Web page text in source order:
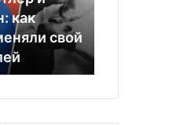
как
свой
женщину